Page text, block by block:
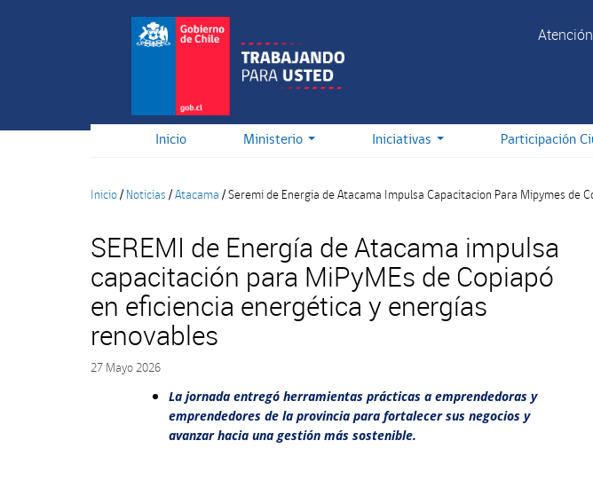
Inicio Ministerio Iniciativas Participación
Inicio/ Noticias /Atacama /Seremi de Energia de Atacama Impulsa Capacitacion Para Mipymes de
SEREMI de Energía de Atacama impulsa
capacitación para MiPyMEs de Copiapó
en eficiencia energética y energías
renovables
27 Mayo 2026
La jornada entregó herramientas prácticas a emprendedoras y
emprendedores de la provincia para fortalecer sus negocios y
avanzar hacia una gestión más sostenible.